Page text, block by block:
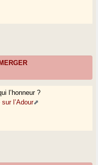
l’honneur ?
l’Adour